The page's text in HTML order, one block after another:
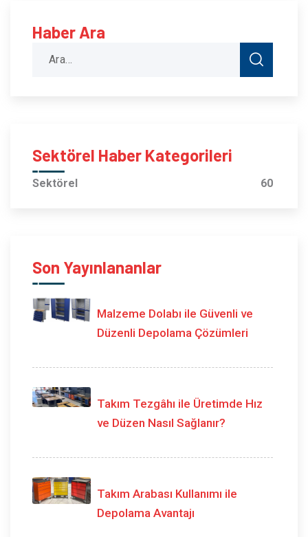
Haber Ara
Sektörel Haber Kategorileri
Sektörel 60
Son Yayınlananlar
Malzeme Dolabı ile Güvenli ve
Düzenli Depolama Çözümleri
Takım Tezgâhı ile Üretimde Hız
ve Düzen Nasıl Sağlanır?
Takım Arabası Kullanımı ile
Depolama Avantajı